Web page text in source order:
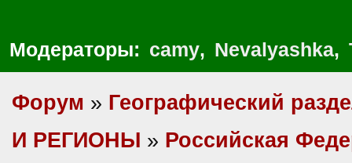
Модераторы: camy, Nevalyashka,
Форум » Географический
И РЕГИОНЫ » Российская